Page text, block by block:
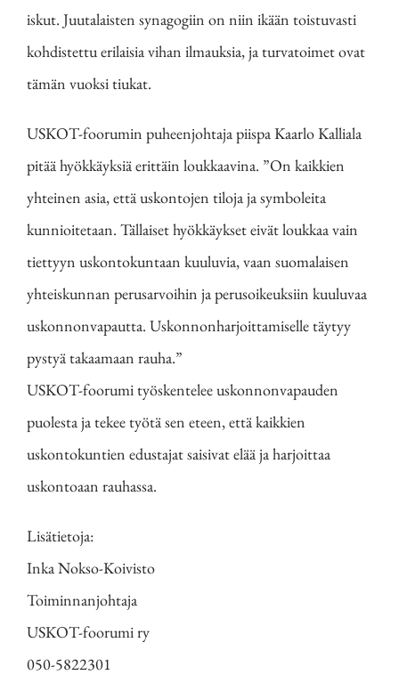
iskut. Juutalaisten synagogiin on niin ikään toistuvasti
kohdistettu erilaisia vihan ilmauksia, ja turvatoimet ovat
tämän vuoksi tiukat.
USKOT-foorumin puheenjohtaja piispa Kaarlo Kalliala
pitää hyökkäyksiä erittäin loukkaavina. ”On kaikkien
yhteinen asia, että uskontojen tiloja ja symboleita
kunnioitetaan. Tällaiset hyökkäykset eivät loukkaa vain
tiettyyn uskontokuntaan kuuluvia, vaan suomalaisen
yhteiskunnan perusarvoihin ja perusoikeuksiin kuuluvaa
uskonnonvapautta. Uskonnonharjoittamiselle täytyy
pystyä takaamaan rauha.”
USKOT-foorumi työskentelee uskonnonvapauden
puolesta ja tekee työtä sen eteen, että kaikkien
uskontokuntien edustajat saisivat elää ja harjoittaa
uskontoaan rauhassa.
Lisätietoja:
Inka Nokso-Koivisto
Toiminnanjohtaja
USKOT-foorumi ry
050-5822301